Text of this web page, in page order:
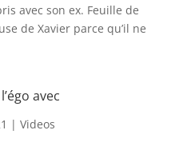
avec son ex. Feuille de
de Xavier parce qu’il ne
avec
| Videos